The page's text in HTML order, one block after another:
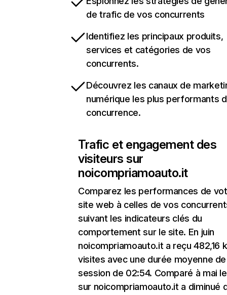
de trafic de vos concurrents
Identifiez les principaux produits,
services et catégories de vos
concurrents.
Découvrez les canaux de
numérique les plus performants
concurrence.
Trafic et engagement des
visiteurs sur
noicompriamoauto.it
Comparez les performances de
site web à celles de vos
suivant les indicateurs clés du
comportement sur le site. En juin
noicompriamoauto.it a reçu 482,16 k
visites avec une durée moyenne
session de 02:54. Comparé à mai
sur noicompriamoauto.it a diminué